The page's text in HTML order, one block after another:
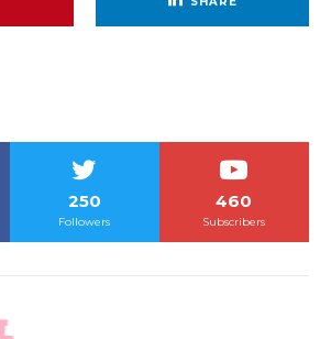
250
Followers
460
Subscribers